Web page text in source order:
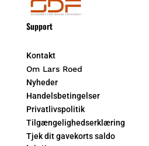
Support
Kontakt
Om Lars Roed
Nyheder
Handelsbetingelser
Privatlivspolitik
Tilgængelighedserklæring
Tjek dit gavekorts saldo